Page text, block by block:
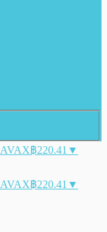
AVAX฿220.41 ▼
AVAX฿220.41 ▼